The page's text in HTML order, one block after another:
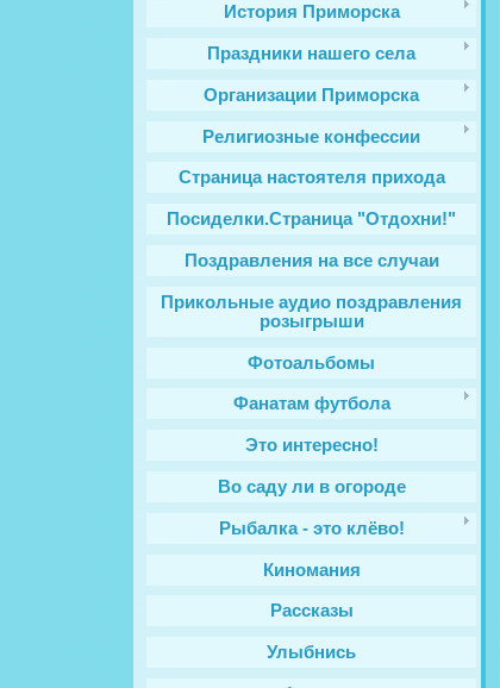
История Приморска
Праздники нашего села
Организации Приморска
Религиозные конфессии
Cтраница настоятеля прихода
Посиделки.Страница "Отдохни!"
Поздравления на все случаи
Прикольные аудио поздравления
розыгрыши
Фотоальбомы
Фанатам футбола
Это интересно!
Во саду ли в огороде
Рыбалка - это клёво!
Киномания
Рассказы
Улыбнись